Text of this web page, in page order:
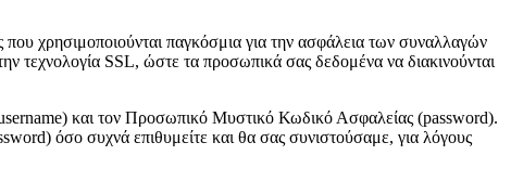
χρησιμοποιούνται παγκόσμια για την ασφάλεια των συναλλαγών
τεχνολογία SSL, ώστε τα προσωπικά σας δεδομένα να διακινούνται
και τον Προσωπικό Μυστικό Κωδικό Ασφαλείας (password).
όσο συχνά επιθυμείτε και θα σας συνιστούσαμε, για λόγους